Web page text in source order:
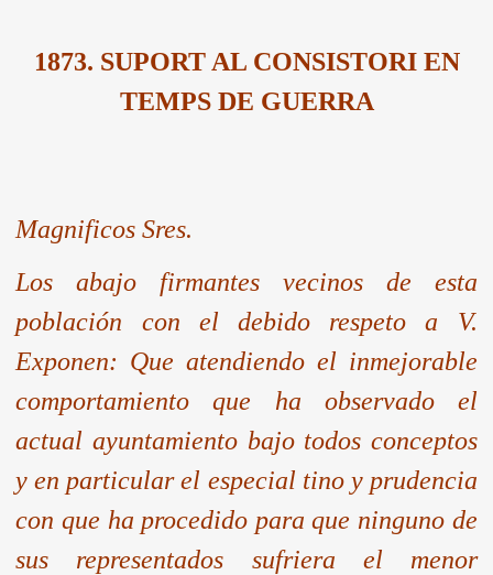
1873. SUPORT AL CONSISTORI EN
TEMPS DE GUERRA
Magnificos Sres.
Los abajo firmantes vecinos de esta
población con el debido respeto a V.
Exponen: Que atendiendo el inmejorable
comportamiento que ha observado el
actual ayuntamiento bajo todos conceptos
y en particular el especial tino y prudencia
con que ha procedido para que ninguno de
sus representados sufriera el menor